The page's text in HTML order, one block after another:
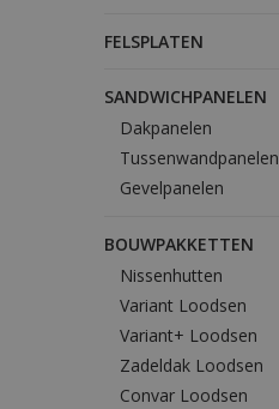
FELSPLATEN
SANDWICHPANELEN
Dakpanelen
Tussenwandpanelen
Gevelpanelen
BOUWPAKKETTEN
Nissenhutten
Variant Loodsen
Variant+ Loodsen
Zadeldak Loodsen
Convar Loodsen